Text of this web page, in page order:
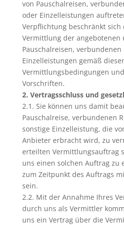
von Pauschalreisen,
oder Einzelleistungen
Verpflichtung beschränkt sich
Vermittlung der angebotenen
Pauschalreisen,
Einzelleistungen gemäß
Vermittlungsbedingungen
Vorschriften.
2. Vertragsschluss und
2.1. Sie können uns damit
Pauschalreise, verbundenen
sonstige Einzelleistung, die
Anbieter erbracht wird, zu
erteilten Vermittlungsauftrag
uns einen solchen Auftrag zu
zum Zeitpunkt des Auftrags
sein.
2.2. Mit der Annahme Ihres
durch uns als Vermittler
uns ein Vertrag über die